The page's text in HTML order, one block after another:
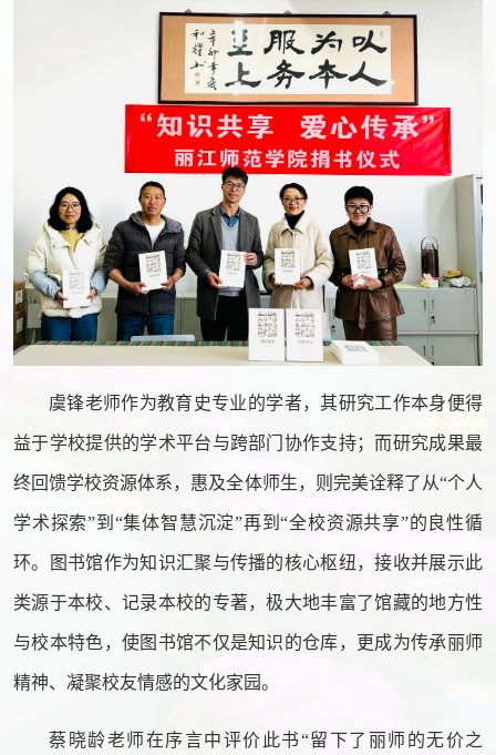
虞锋老师作为教育史专业的学者，其研究工作本身便得
益于学校提供的学术平台与跨部门协作支持；而研究成果最
终回馈学校资源体系，惠及全体师生，则完美诠释了从“个人
学术探索”到“集体智慧沉淀”再到“全校资源共享”的良性循
环。图书馆作为知识汇聚与传播的核心枢纽，接收并展示此
类源于本校、记录本校的专著，极大地丰富了馆藏的地方性
与校本特色，使图书馆不仅是知识的仓库，更成为传承丽师
精神、凝聚校友情感的文化家园。
蔡晓龄老师在序言中评价此书“留下了丽师的无价之